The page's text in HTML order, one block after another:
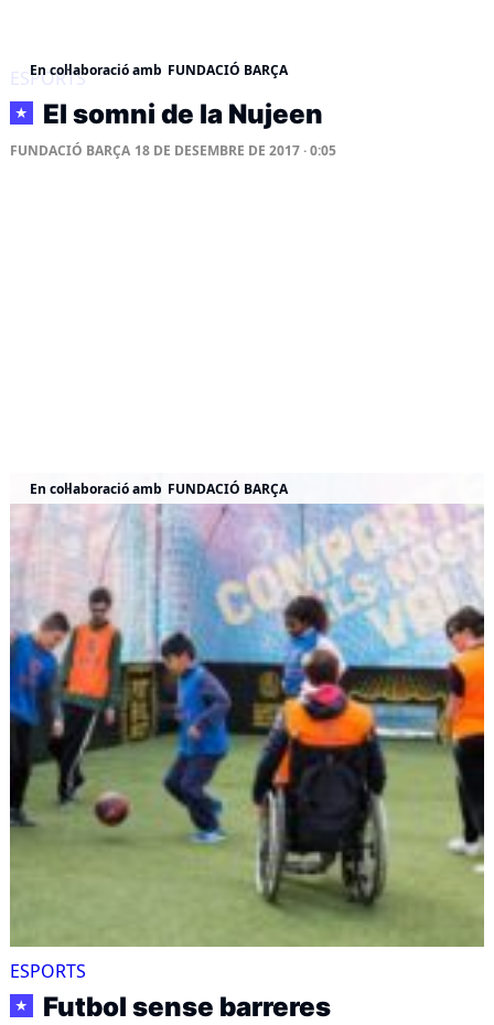
En col·laboració amb FUNDACIÓ BARÇA
ESPORTS
★ El somni de la Nujeen
FUNDACIÓ BARÇA 18 DE DESEMBRE DE 2017 · 0:05
En col·laboració amb FUNDACIÓ BARÇA
ESPORTS
★ Futbol sense barreres